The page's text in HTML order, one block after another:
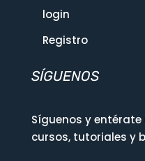
login
Registro
SÍGUENOS
Síguenos y
cursos, tutoriales y